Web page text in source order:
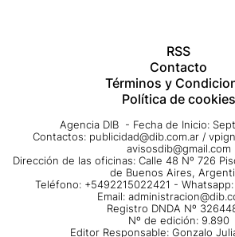
RSS
Contacto
Términos y
Política de cookies
Agencia DIB - Fecha de Inicio:
Contactos: publicidad@dib.com.ar /
avisosdib@gmail.com
Dirección de las oficinas: Calle 48 Nº 726
de Buenos Aires,
Teléfono: +5492215022421 -
Email:
Registro DNDA Nº
Nº de edición: 9.890
Editor Responsable: Gonzalo